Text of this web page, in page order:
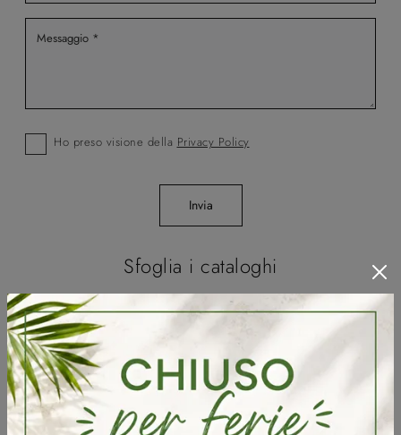
Sfoglia i cataloghi
Ho preso visione della Privacy Policy
Invia